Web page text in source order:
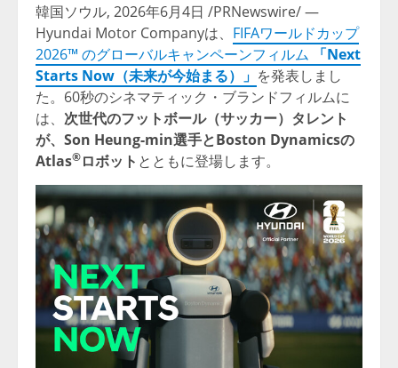
韓国ソウル, 2026年6月4日 /PRNewswire/ —
Hyundai Motor Companyは、 FIFAワールドカップ
2026™ のグローバルキャンペーンフィルム
「Next
Starts Now（未来が今始まる）」 を発表しまし
た。60秒のシネマティック・ブランドフィルムに
は、 次世代のフットボール（サッカー）タレント
が、Son Heung-min選手とBoston Dynamicsの
Atlas®ロボット とともに登場します。